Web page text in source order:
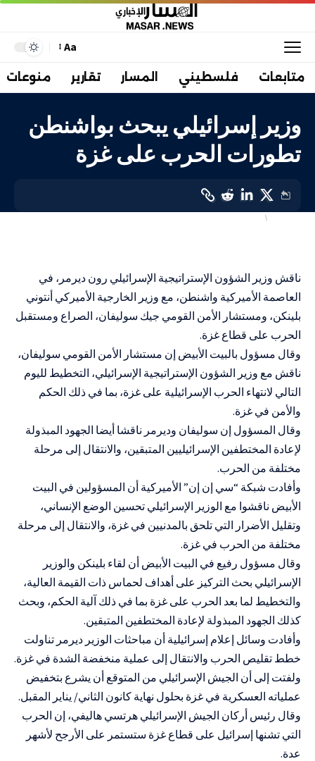
Aa
متابعات فلسطيني المسار تقارير منوعات
وزير إسرائيلي يبحث بواشنطن
تطورات الحرب على غزة
إسرائيلياتدولي
ناقش وزير الشؤون الإستراتيجية الإسرائيلي رون ديرمر، في
العاصمة الأميركية واشنطن، مع وزير الخارجية الأميركي أنتوني
بلينكن، ومستشار الأمن القومي جيك سوليفان، الصراع ومستقبل
الحرب على قطاع غزة.
وقال مسؤول بالبيت الأبيض إن مستشار الأمن القومي سوليفان،
ناقش مع وزير الشؤون الإستراتيجية الإسرائيلي، التخطيط لليوم
التالي لانتهاء الحرب الإسرائيلية على غزة، بما في ذلك الحكم
والأمن في غزة.
وقال المسؤول إن سوليفان وديرمر ناقشا أيضا الجهود المبذولة
لإعادة المختطفين الإسرائيليين المتبقين، والانتقال إلى مرحلة
مختلفة من الحرب.
وأفادت شبكة “سي إن إن” الأميركية أن المسؤولين في البيت
الأبيض ناقشوا مع الوزير الإسرائيلي تحسين الوضع الإنساني،
وتقليل الأضرار التي تلحق بالمدنيين في غزة، والانتقال إلى مرحلة
مختلفة من الحرب في غزة.
وقال مسؤول رفيع في البيت الأبيض أن لقاء بلينكن والوزير
الإسرائيلي بحث التركيز على أهداف لحماس ذات القيمة العالية،
والتخطيط لما بعد الحرب على غزة بما في ذلك آلية الحكم، وبحث
كذلك الجهود المبذولة لإعادة المختطفين المتبقين.
وأفادت وسائل إعلام إسرائيلية أن مباحثات الوزير ديرمر تناولت
خطط تقليص الحرب والانتقال إلى عملية منخفضة الشدة في غزة.
ولفتت إلى أن الجيش الإسرائيلي من المتوقع أن يشرع بتخفيض
عملياته العسكرية في غزة بحلول نهاية كانون الثاني/ يناير المقبل.
وقال رئيس أركان الجيش الإسرائيلي هرتسي هاليفي، إن الحرب
التي تشنها إسرائيل على قطاع غزة ستستمر على الأرجح لأشهر
عدة.